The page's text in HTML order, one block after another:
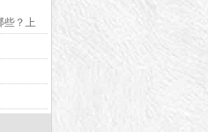
些？上
联系